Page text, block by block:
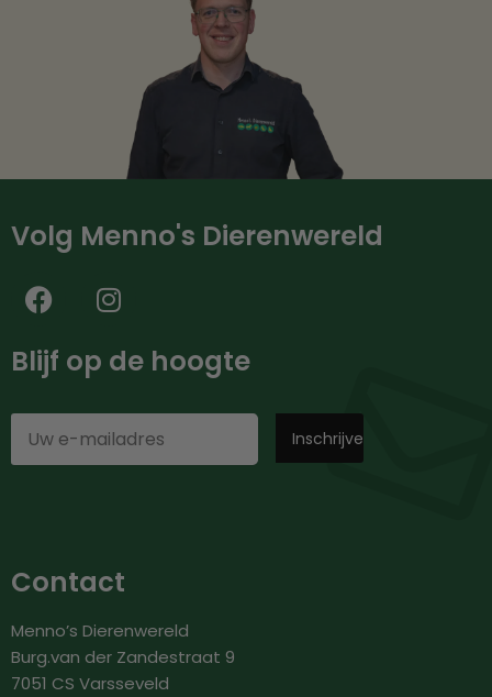
Volg Menno's Dierenwereld
Blijf op de hoogte
Contact
Menno’s Dierenwereld
Burg.van der Zandestraat 9
7051 CS Varsseveld